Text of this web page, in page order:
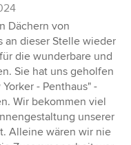
Dächern von
an dieser Stelle wieder
die wunderbare und
Sie hat uns geholfen
- Penthaus" -
Wir bekommen viel
unserer
Alleine wären wir nie